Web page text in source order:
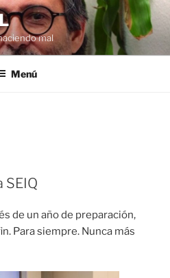
mal
Menú
SEIQ
de un año de preparación,
Para siempre. Nunca más